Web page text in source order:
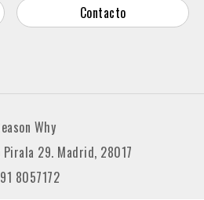
Contacto
Why
Pirala 29. Madrid, 28017
91 8057172